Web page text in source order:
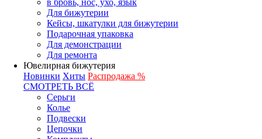
в бровь, нос, ухо, язык
Для бижутерии
Кейсы, шкатулки для бижутерии
Подарочная упаковка
Для демонстрации
Для ремонта
Ювелирная бижутерия
Новинки Хиты Распродажа %
СМОТРЕТЬ ВСЁ
Серьги
Колье
Подвески
Цепочки